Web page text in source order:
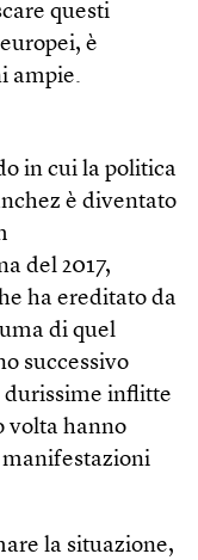
questi
è
ampie.
in cui la politica
è diventato
del 2017,
ha ereditato da
di quel
successivo
durissime inflitte
volta hanno
la situazione,